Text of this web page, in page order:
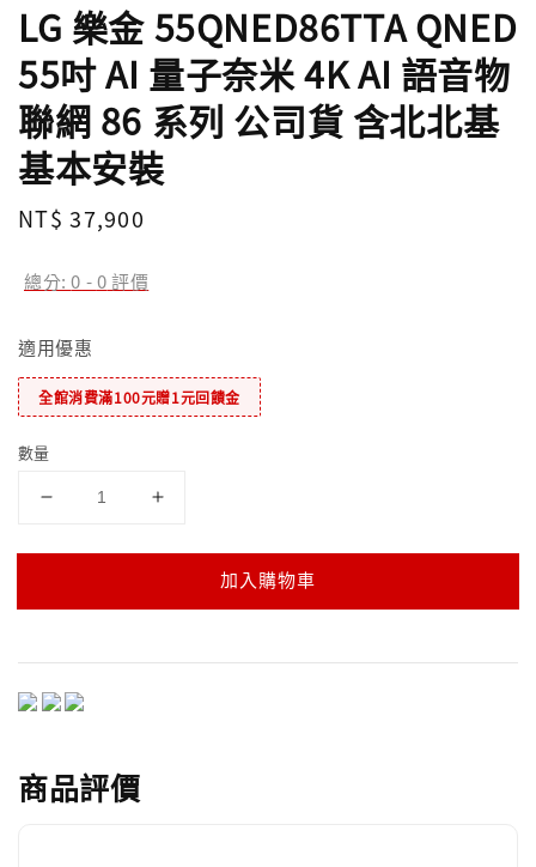
LG 樂金 55QNED86TTA QNED
55吋 AI 量子奈米 4K AI 語音物
聯網 86 系列 公司貨 含北北基
基本安裝
Regular
NT$ 37,900
總分:0 -0評價
適用優惠
全館消費滿100元贈1元回饋金
數量
加入購物車
商品評價